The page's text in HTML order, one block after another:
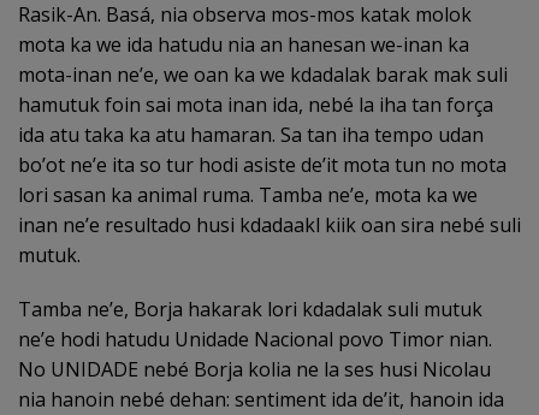
Rasik-An. Basá, nia observa mos-mos katak molok
mota ka we ida hatudu nia an hanesan we-inan ka
mota-inan ne’e, we oan ka we kdadalak barak mak suli
hamutuk foin sai mota inan ida, nebé la iha tan força
ida atu taka ka atu hamaran. Sa tan iha tempo udan
bo’ot ne’e ita so tur hodi asiste de’it mota tun no mota
lori sasan ka animal ruma. Tamba ne’e, mota ka we
inan ne’e resultado husi kdadaakl kiik oan sira nebé suli
mutuk.
Tamba ne’e, Borja hakarak lori kdadalak suli mutuk
ne’e hodi hatudu Unidade Nacional povo Timor nian.
No UNIDADE nebé Borja kolia ne la ses husi Nicolau
nia hanoin nebé dehan: sentiment ida de’it, hanoin ida